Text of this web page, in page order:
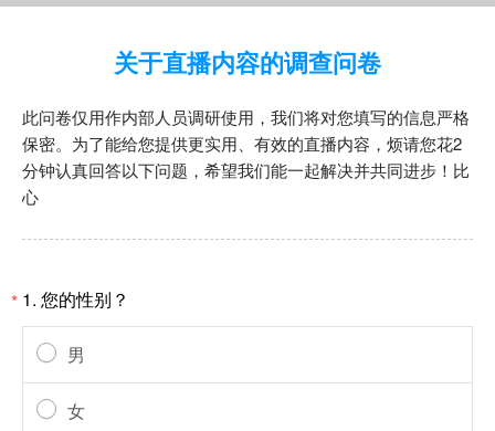
关于直播内容的调查问卷
此问卷仅用作内部人员调研使用，我们将对您填写的信息严格
保密。为了能给您提供更实用、有效的直播内容，烦请您花2
分钟认真回答以下问题，希望我们能一起解决并共同进步！比
心
* 1. 您的性别？
男
女